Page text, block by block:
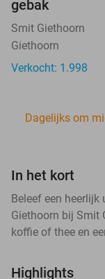
gebak
Smit Giethoorn
Giethoorn
Verkocht: 1.998
Dagelijks om
In het kort
Beleef een
Giethoorn bij Smit
koffie of thee en
Highlights